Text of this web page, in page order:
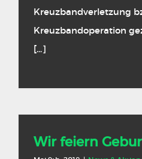
Kreuzbandverletzung
Kreuzbandoperation
[...]
Wir feiern